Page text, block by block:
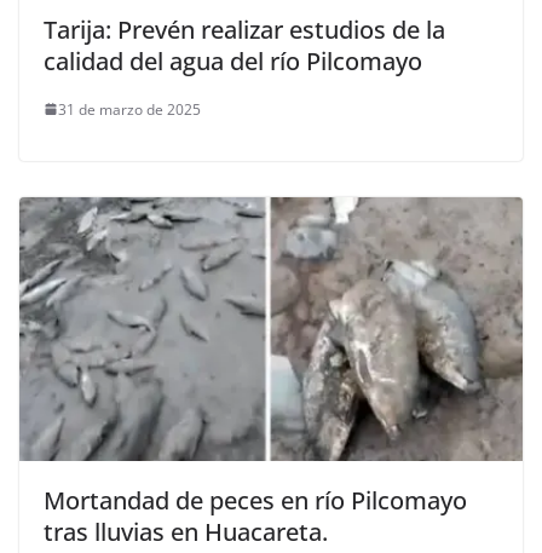
Tarija: Prevén realizar estudios de la
calidad del agua del río Pilcomayo
31 de marzo de 2025
Mortandad de peces en río Pilcomayo
tras lluvias en Huacareta.